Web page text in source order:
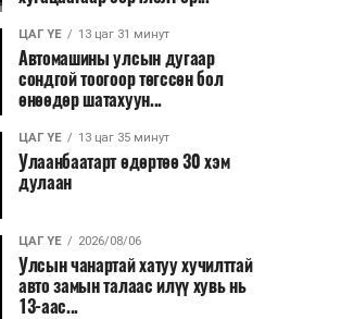
ЦАГ ҮЕ 13 цаг 31 минут
Автомашины улсын дугаар
сондгой тоогоор төгссөн бол
өнөөдөр шатахуун...
ЦАГ ҮЕ 13 цаг 35 минут
Улаанбаатарт өдөртөө 30 хэм
дулаан
ЦАГ ҮЕ 2026/08/06
Улсын чанартай хатуу хучилттай
авто замын талаас илүү хувь нь
13-аас...